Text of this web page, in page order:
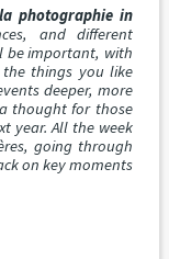
photographie in
and different
be important, with
things you like
deeper, more
thought for those
year. All the week
going through
on key moments